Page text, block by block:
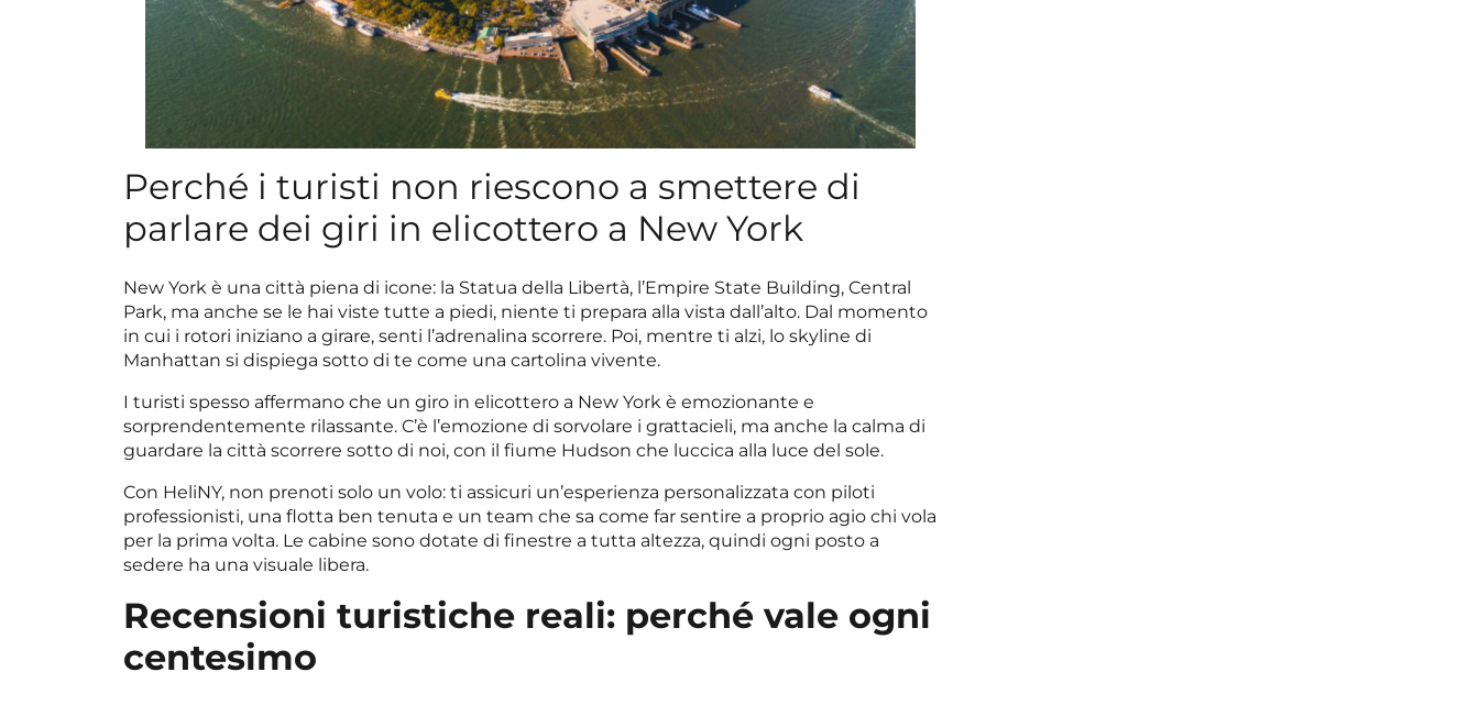
Perché i turisti non riescono a smettere di
parlare dei giri in elicottero a New York
New York è una città piena di icone: la Statua della Libertà, l’Empire State Building, Central
Park, ma anche se le hai viste tutte a piedi, niente ti prepara alla vista dall’alto. Dal momento
in cui i rotori iniziano a girare, senti l’adrenalina scorrere. Poi, mentre ti alzi, lo skyline di
Manhattan si dispiega sotto di te come una cartolina vivente.
I turisti spesso affermano che un giro in elicottero a New York è emozionante e
sorprendentemente rilassante. C’è l’emozione di sorvolare i grattacieli, ma anche la calma di
guardare la città scorrere sotto di noi, con il fiume Hudson che luccica alla luce del sole.
Con HeliNY, non prenoti solo un volo: ti assicuri un’esperienza personalizzata con piloti
professionisti, una flotta ben tenuta e un team che sa come far sentire a proprio agio chi vola
per la prima volta. Le cabine sono dotate di finestre a tutta altezza, quindi ogni posto a
sedere ha una visuale libera.
Recensioni turistiche reali: perché vale ogni
centesimo